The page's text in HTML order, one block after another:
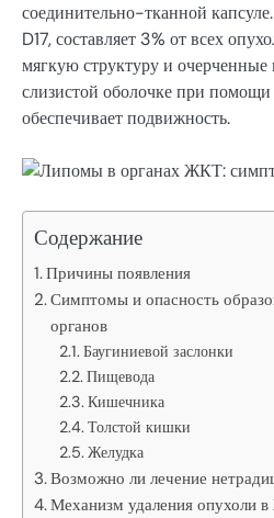
соединительно-тканной
D17, составляет 3% от всех
мягкую структуру и очерченные
слизистой оболочке при
обеспечивает подвижность.
Содержание
Причины появления
Симптомы и опасность
органов
Баугиниевой заслонки
Пищевода
Кишечника
Толстой кишки
Желудка
Возможно ли лечение
Механизм удаления опухоли